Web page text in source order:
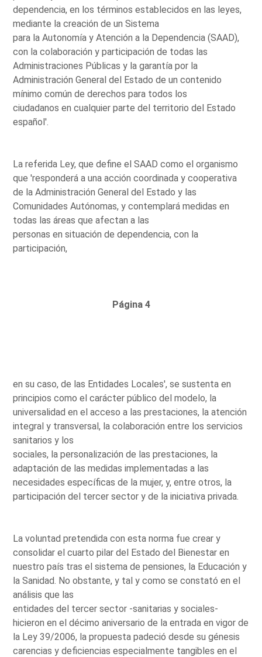
dependencia, en los términos establecidos en las leyes,
mediante la creación de un Sistema
para la Autonomía y Atención a la Dependencia (SAAD),
con la colaboración y participación de todas las
Administraciones Públicas y la garantía por la
Administración General del Estado de un contenido
mínimo común de derechos para todos los
ciudadanos en cualquier parte del territorio del Estado
español'.
La referida Ley, que define el SAAD como el organismo
que 'responderá a una acción coordinada y cooperativa
de la Administración General del Estado y las
Comunidades Autónomas, y contemplará medidas en
todas las áreas que afectan a las
personas en situación de dependencia, con la
participación,
Página 4
en su caso, de las Entidades Locales', se sustenta en
principios como el carácter público del modelo, la
universalidad en el acceso a las prestaciones, la atención
integral y transversal, la colaboración entre los servicios
sanitarios y los
sociales, la personalización de las prestaciones, la
adaptación de las medidas implementadas a las
necesidades específicas de la mujer, y, entre otros, la
participación del tercer sector y de la iniciativa privada.
La voluntad pretendida con esta norma fue crear y
consolidar el cuarto pilar del Estado del Bienestar en
nuestro país tras el sistema de pensiones, la Educación y
la Sanidad. No obstante, y tal y como se constató en el
análisis que las
entidades del tercer sector -sanitarias y sociales-
hicieron en el décimo aniversario de la entrada en vigor de
la Ley 39/2006, la propuesta padeció desde su génesis
carencias y deficiencias especialmente tangibles en el